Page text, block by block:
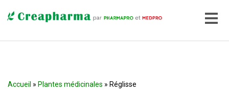
Accueil » Plantes médicinales » Réglisse